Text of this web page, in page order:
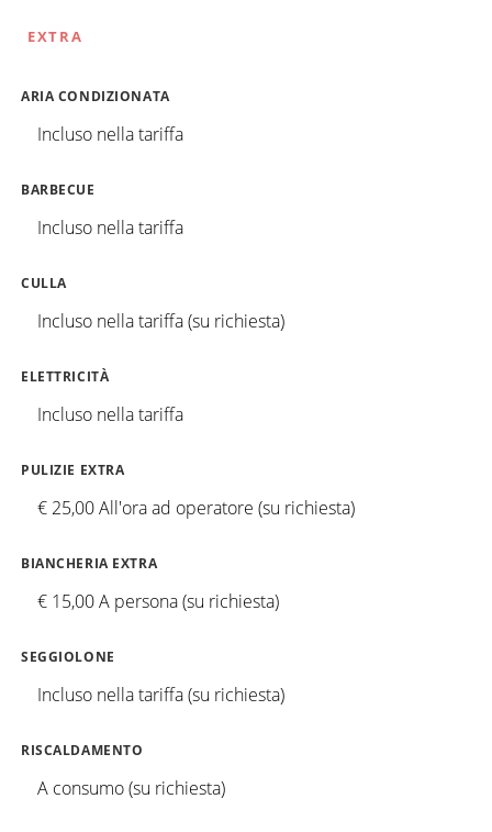
EXTRA
ARIA CONDIZIONATA
Incluso nella tariffa
BARBECUE
Incluso nella tariffa
CULLA
Incluso nella tariffa (su richiesta)
ELETTRICITÀ
Incluso nella tariffa
PULIZIE EXTRA
€ 25,00 All'ora ad operatore (su richiesta)
BIANCHERIA EXTRA
€ 15,00 A persona (su richiesta)
SEGGIOLONE
Incluso nella tariffa (su richiesta)
RISCALDAMENTO
A consumo (su richiesta)